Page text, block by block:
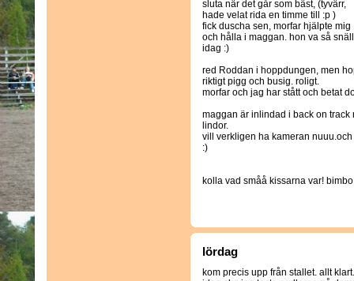
sluta när det går som bäst, (tyvärr,
hade velat rida en timme till :p )
fick duscha sen, morfar hjälpte mig
och hålla i maggan. hon va så snäll
idag :)
red Roddan i hoppdungen, men
riktigt pigg och busig. roligt.
morfar och jag har stått och betat
maggan är inlindad i back on
lindor.
vill verkligen ha kameran
:)
kolla vad småå kissarna var!
lördag
kom precis upp från stallet. allt klart.